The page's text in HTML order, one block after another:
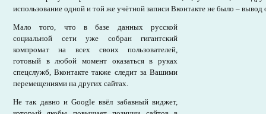
использование одной и той же учётной записи Вконтакте не было – вывод
Мало того, что в базе данных русской
социальной сети уже собран гигантский
компромат на всех своих пользователей,
готовый в любой момент оказаться в руках
спецслужб, Вконтакте также следит за Вашими
перемещениями на других сайтах.
Не так давно и Google ввёл забавный виджет,